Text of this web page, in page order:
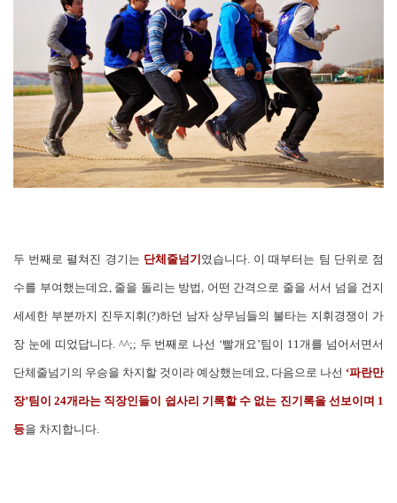
두 번째로 펼쳐진 경기는 단체줄넘기 였습니다. 이 때부터는 팀 단위로 점
수를 부여했는데요, 줄을 돌리는 방법, 어떤 간격으로 줄을 서서 넘을 건지
세세한 부분까지 진두지휘(?)하던 남자 상무님들의 불타는 지휘경쟁이 가
장 눈에 띠었답니다. ^^;; 두 번째로 나선 ‘빨개요’팀이 11개를 넘어서면서
단체줄넘기의 우승을 차지할 것이라 예상했는데요, 다음으로 나선 ‘파란만
장’팀이 24개라는 직장인들이 쉽사리 기록할 수 없는 진기록을 선보이며 1
등을 차지합니다.